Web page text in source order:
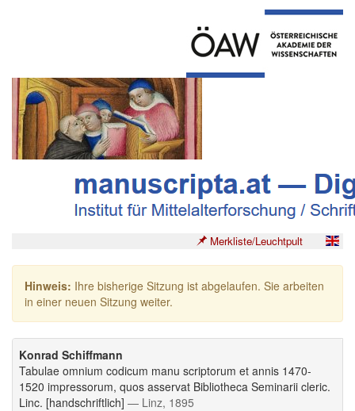
Merkliste/Leuchtpult
Hinweis: Ihre bisherige Sitzung ist abgelaufen. Sie arbeiten
in einer neuen Sitzung weiter.
Konrad Schiffmann
Tabulae omnium codicum manu scriptorum et annis 1470-
1520 impressorum, quos asservat Bibliotheca Seminarii cleric.
Linc. [handschriftlich] — Linz, 1895